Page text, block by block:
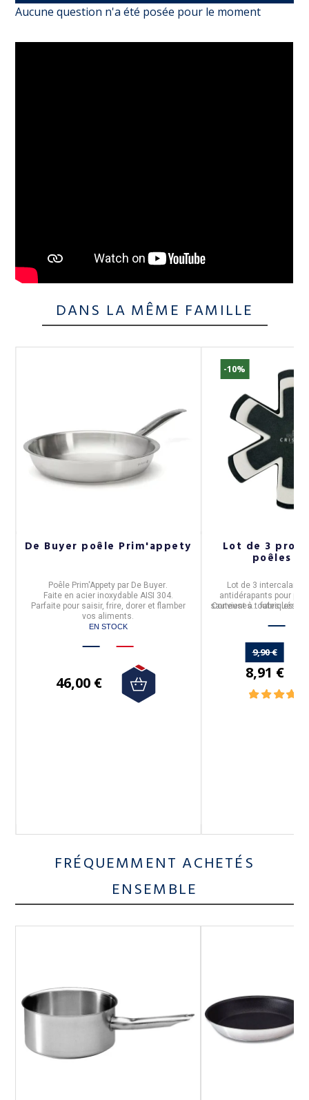
Aucune question n'a été posée pour le moment
DANS LA MÊME FAMILLE
De Buyer poêle Prim'appety
Poêle Prim'Appety par De Buyer.
Faite en acier inoxydable AISI 304.
Parfaite pour saisir, frire, dorer et flamber
vos aliments.
EN STOCK
46,00 €
-10%
Lot de 3
poêles
Lot de 3
antidérapants pour
sauteuses...fabriqués
Convient à toutes les
9,90 €
8,91 €
FRÉQUEMMENT ACHETÉS
ENSEMBLE